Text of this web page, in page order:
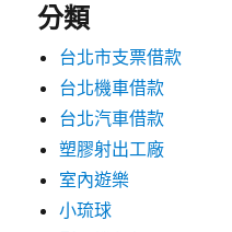
分類
台北市支票借款
台北機車借款
台北汽車借款
塑膠射出工廠
室內遊樂
小琉球